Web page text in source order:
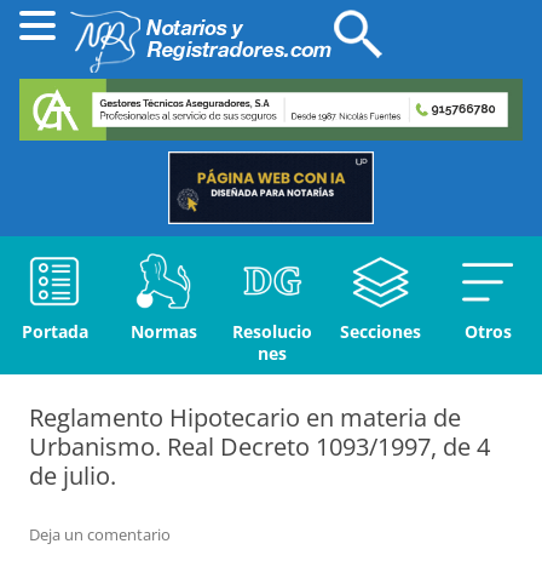
Portada Normas
Resolucio
nes
Secciones Otros
Reglamento Hipotecario en materia de
Urbanismo. Real Decreto 1093/1997, de 4
de julio.
Deja un comentario